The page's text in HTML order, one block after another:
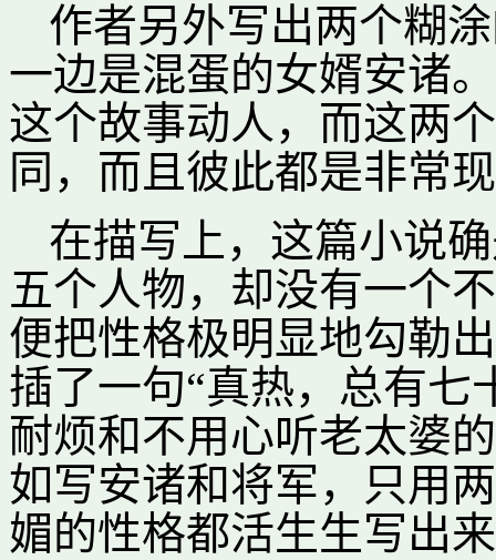
作者另外写出两个糊
一边是混蛋的女婿安诸
这个故事动人，而这两
同，而且彼此都是非常
在描写上，这篇小说
五个人物，却没有一个
便把性格极明显地勾勒
插了一句“真热，总有七
耐烦和不用心听老太婆
如写安诸和将军，只用
媚的性格都活生生写出